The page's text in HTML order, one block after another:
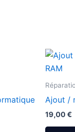
Ajout /
19,00€